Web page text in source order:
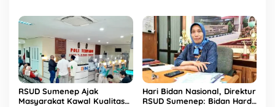
RSUD Sumenep Ajak
Masyarakat Kawal Kualitas
Hari Bidan Nasional, Direktur
RSUD Sumenep: Bidan Harda